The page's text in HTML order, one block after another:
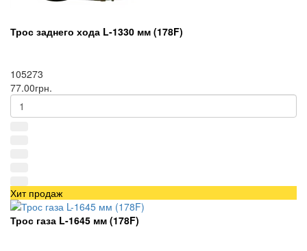
Трос заднего хода L-1330 мм (178F)
105273
77.00грн.
Хит продаж
Трос газа L-1645 мм (178F)